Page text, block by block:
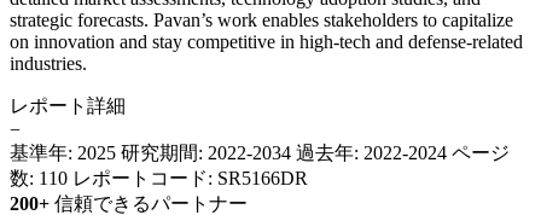
strategic forecasts. Pavan’s work enables stakeholders to capitalize
on innovation and stay competitive in high-tech and defense-related
industries.
レポート詳細
−
基準年: 2025 研究期間: 2022-2034 過去年: 2022-2024 ページ
数: 110 レポートコード: SR5166DR
200+ 信頼できるパートナー